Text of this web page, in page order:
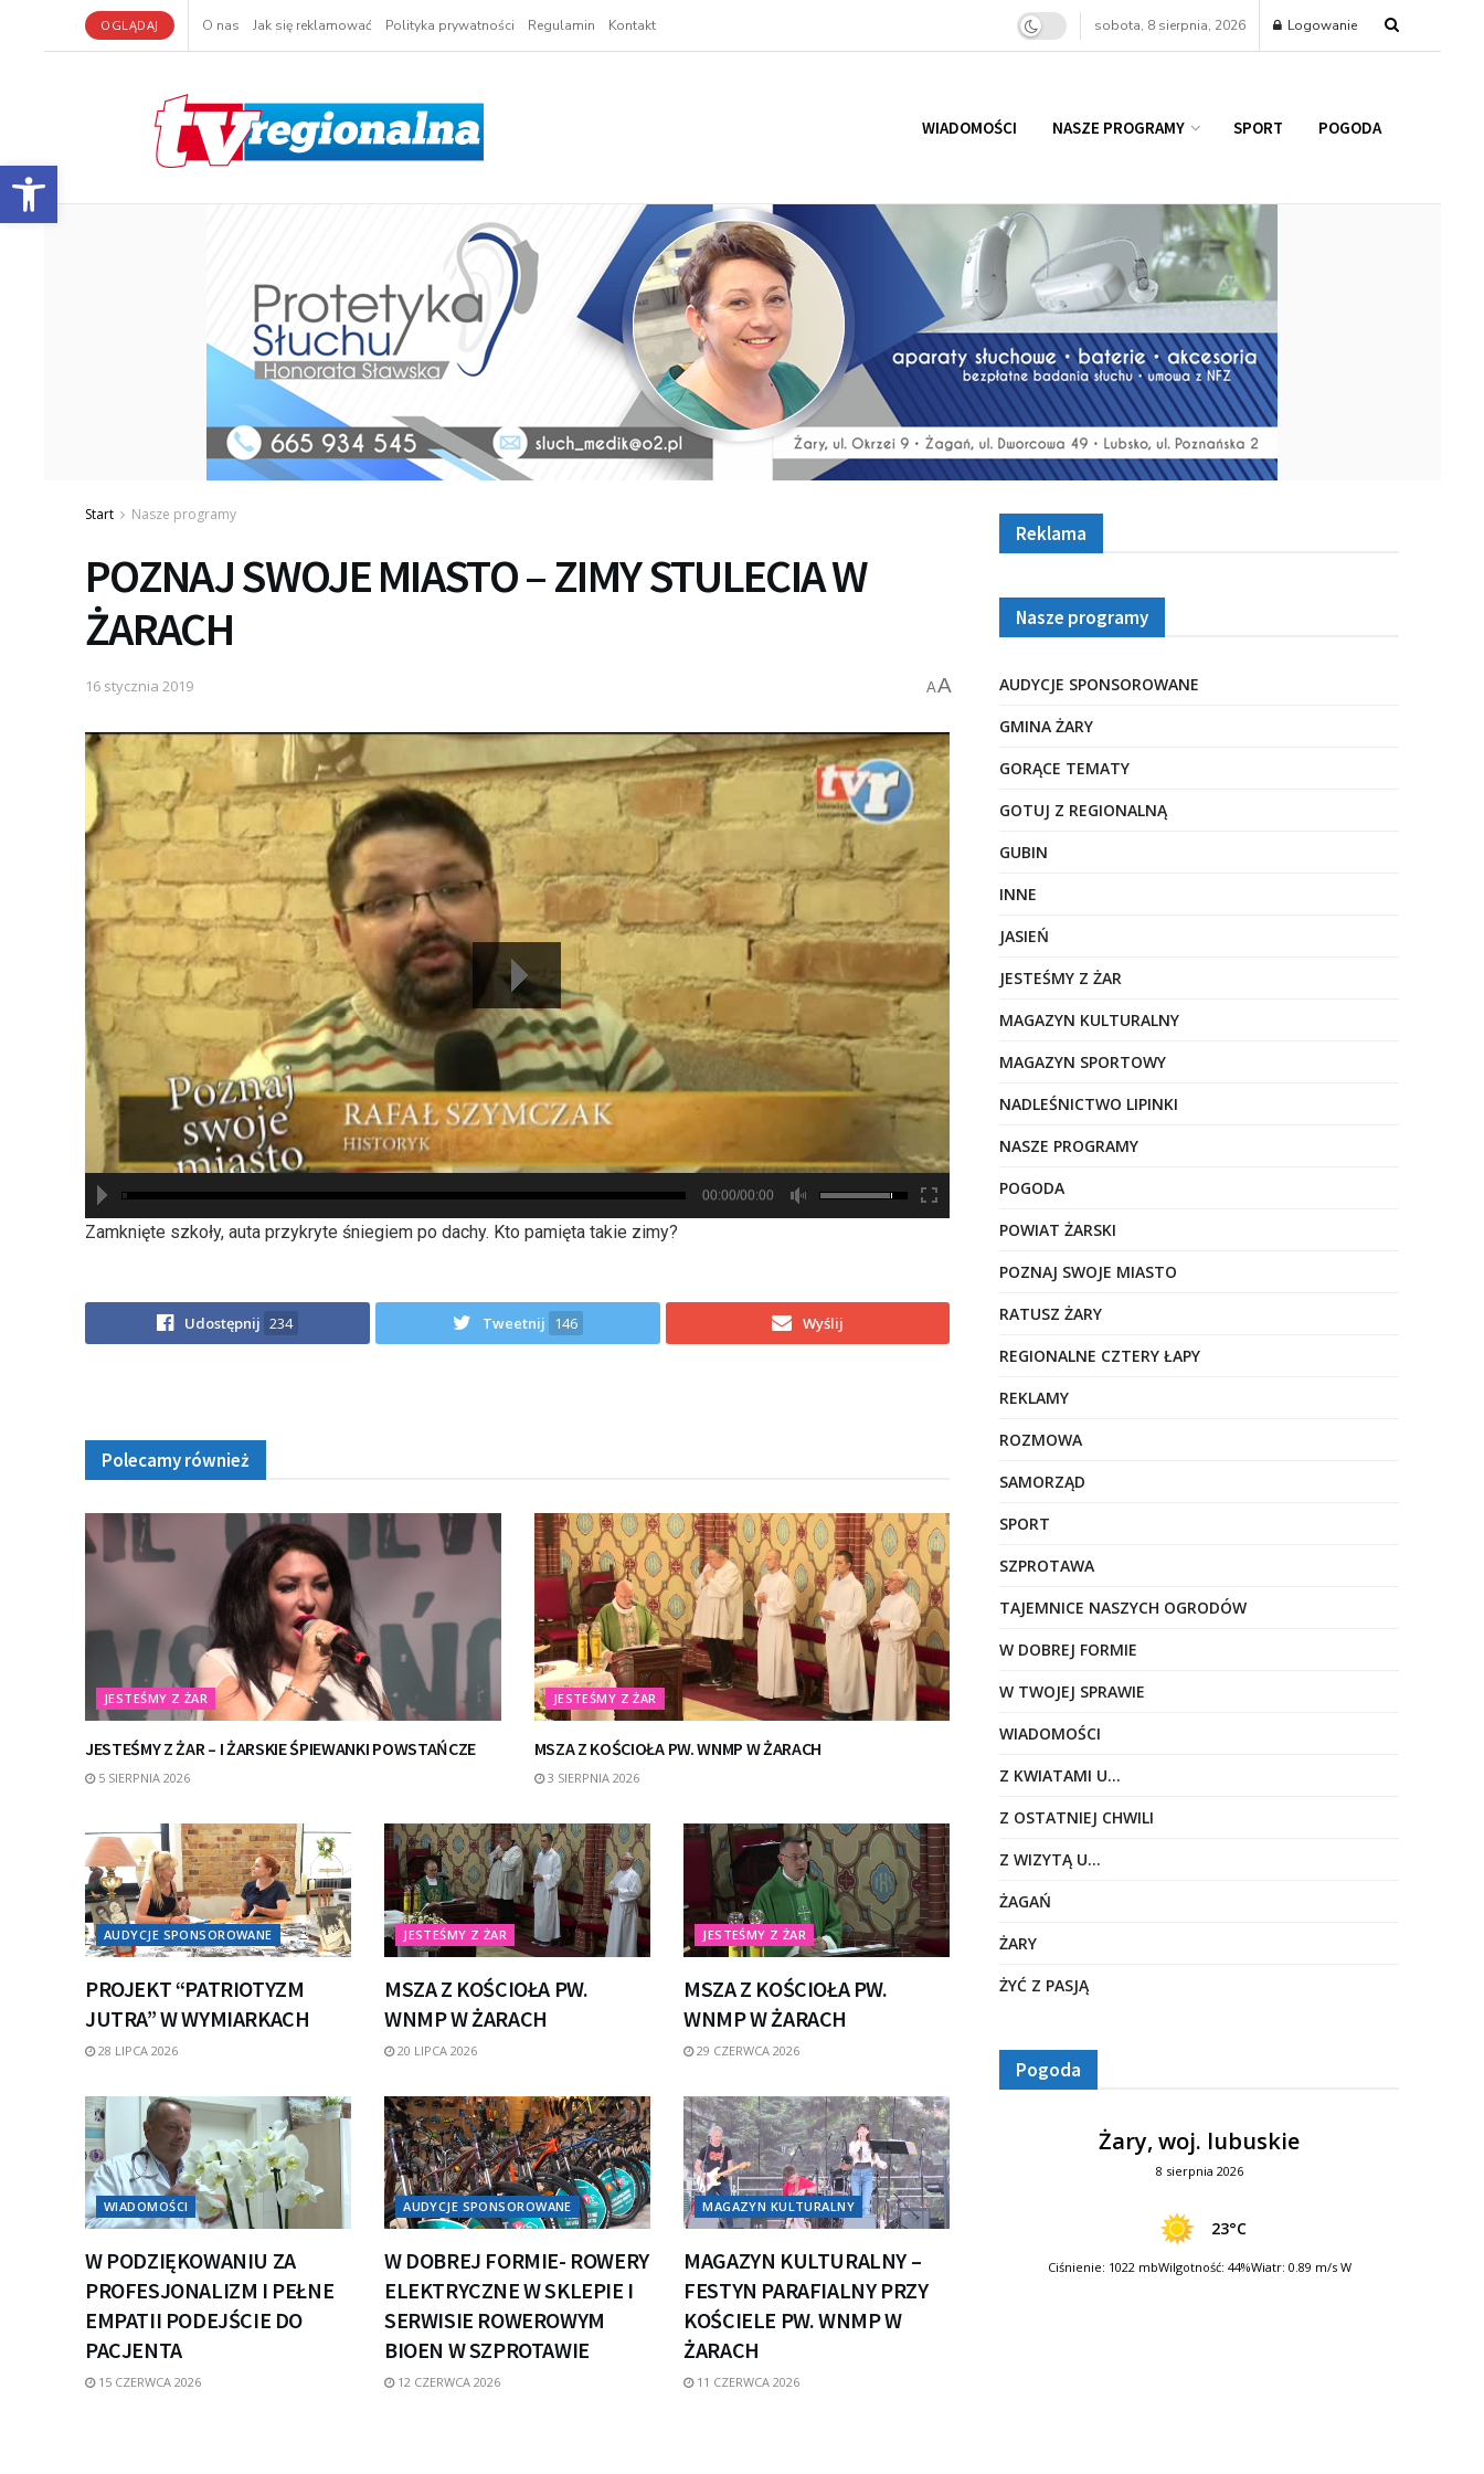
Otwórz pasek narzędzi
OGLĄDAJ O nas Jak się reklamować Polityka prywatności Regulamin Kontakt sobota, 8 sierpnia, 2026 Logowanie
WIADOMOŚCI NASZE PROGRAMY SPORT POGODA
Start Nasze programy
POZNAJ SWOJE MIASTO – ZIMY STULECIA W
ŻARACH
16 stycznia 2019 AA
hd2880
hd2160
hd2160
hd1440
highres
hd1080
hd720
medium
00:00/00:00
Zamknięte szkoły, auta przykryte śniegiem po dachy. Kto pamięta takie zimy?
Udostępnij 234 Tweetnij 146 Wyślij
Polecamy również
JESTEŚMY Z ŻAR
JESTEŚMY Z ŻAR – I ŻARSKIE ŚPIEWANKI POWSTAŃCZE
5 SIERPNIA 2026
JESTEŚMY Z ŻAR
MSZA Z KOŚCIOŁA PW. WNMP W ŻARACH
3 SIERPNIA 2026
AUDYCJE SPONSOROWANE
PROJEKT “PATRIOTYZM
JUTRA” W WYMIARKACH
28 LIPCA 2026
JESTEŚMY Z ŻAR
MSZA Z KOŚCIOŁA PW.
WNMP W ŻARACH
20 LIPCA 2026
JESTEŚMY Z ŻAR
MSZA Z KOŚCIOŁA PW.
WNMP W ŻARACH
29 CZERWCA 2026
WIADOMOŚCI
W PODZIĘKOWANIU ZA
PROFESJONALIZM I PEŁNE
EMPATII PODEJŚCIE DO
PACJENTA
15 CZERWCA 2026
AUDYCJE SPONSOROWANE
W DOBREJ FORMIE- ROWERY
ELEKTRYCZNE W SKLEPIE I
SERWISIE ROWEROWYM
BIOEN W SZPROTAWIE
12 CZERWCA 2026
MAGAZYN KULTURALNY
MAGAZYN KULTURALNY –
FESTYN PARAFIALNY PRZY
KOŚCIELE PW. WNMP W
ŻARACH
11 CZERWCA 2026
Reklama
Nasze programy
AUDYCJE SPONSOROWANE
GMINA ŻARY
GORĄCE TEMATY
GOTUJ Z REGIONALNĄ
GUBIN
INNE
JASIEŃ
JESTEŚMY Z ŻAR
MAGAZYN KULTURALNY
MAGAZYN SPORTOWY
NADLEŚNICTWO LIPINKI
NASZE PROGRAMY
POGODA
POWIAT ŻARSKI
POZNAJ SWOJE MIASTO
RATUSZ ŻARY
REGIONALNE CZTERY ŁAPY
REKLAMY
ROZMOWA
SAMORZĄD
SPORT
SZPROTAWA
TAJEMNICE NASZYCH OGRODÓW
W DOBREJ FORMIE
W TWOJEJ SPRAWIE
WIADOMOŚCI
Z KWIATAMI U…
Z OSTATNIEJ CHWILI
Z WIZYTĄ U…
ŻAGAŃ
ŻARY
ŻYĆ Z PASJĄ
Pogoda
Żary, woj. lubuskie
8 sierpnia 2026
23°C
Ciśnienie: 1022 mbWilgotność: 44%Wiatr: 0.89 m/s W